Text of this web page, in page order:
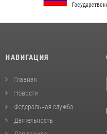
Государственной власти РФ
НАВИГАЦИЯ
Главная
Новости
Федеральная служба
Деятельность